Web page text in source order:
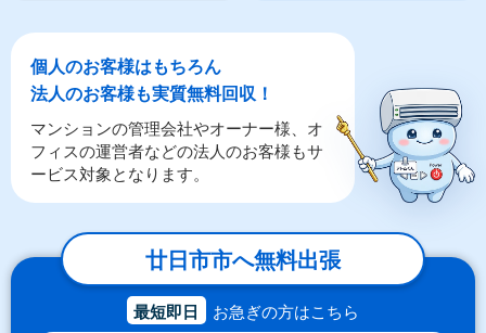
個人のお客様はもちろん
法人のお客様も実質無料回収！
マンションの管理会社やオーナー様、オ
フィスの運営者などの法人のお客様もサ
ービス対象となります。
廿日市市へ無料出張
最短即日 お急ぎの方はこちら